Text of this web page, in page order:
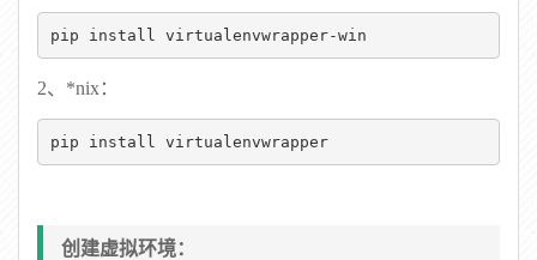
pip install virtualenvwrapper-win
2、*nix：
pip install virtualenvwrapper
创建虚拟环境：